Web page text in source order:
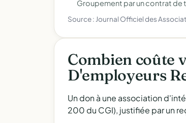
Groupement par un contrat de
Source : Journal Officiel des
Combien coûte
D'employeurs
Un don à une association
200 du CGI), justifiée par un